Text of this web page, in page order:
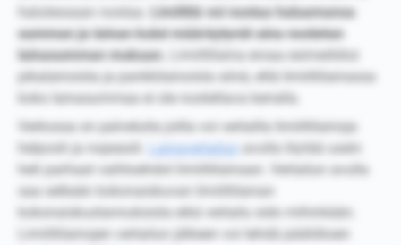
halutessaan nostaa.
Limiittiä voi nostaa haluamansa
summan ja lainan kulut määräytyvät aina nostetun
lainasumman mukaan.
Limiittilaina eroaa esimerkiksi
pikalainoista ja pankkilainoista siinä, että limiittilainassa
koko lainasummaa ei ole nostettava kerralla.
Verkossa on palveluita joilla voi vertailla limiittilainoja
helposti ja nopeasti.
Lainavertailun avulla löytää usein
heti parhaat vaihtoehdot limiittilainaan. Vertailun avulla
saa selkeän kokonaiskuvan limiittilainan
kokonaiskustannuksista eikä vertailu sido mihinkään.
Limiittilainojen vertailun jälkeen voi tehdä päätöksen